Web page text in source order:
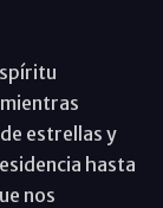
estrellas y
hasta
nos